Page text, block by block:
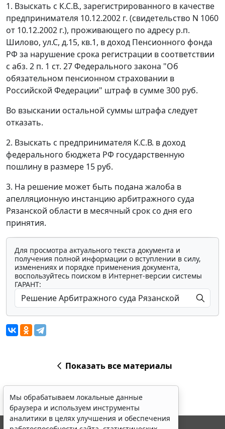
1. Взыскать с К.С.В., зарегистрированного в качестве
предпринимателя 10.12.2002 г. (свидетельство N 1060
от 10.12.2002 г.), проживающего по адресу р.п.
Шилово, ул.С, д.15, кв.1, в доход Пенсионного фонда
РФ за нарушение срока регистрации в соответствии
с абз. 2 п. 1 ст. 27Федерального закона "Об
обязательном пенсионном страховании в
Российской Федерации" штраф в сумме 300 руб.
Во взыскании остальной суммы штрафа следует
отказать.
2. Взыскать с предпринимателя К.С.В. в доход
федерального бюджета РФ государственную
пошлину в размере 15 руб.
3. На решение может быть подана жалоба в
апелляционную инстанцию арбитражного суда
Рязанской области в месячный срок со дня его
принятия.
Для просмотра актуального текста документа и
получения полной информации о вступлении в силу,
изменениях и порядке применения документа,
воспользуйтесь поиском в Интернет-версии системы
ГАРАНТ:
Показать все материалы
Мы обрабатываем локальные данные
браузера и используем инструменты
аналитики в целях улучшения и обеспечения